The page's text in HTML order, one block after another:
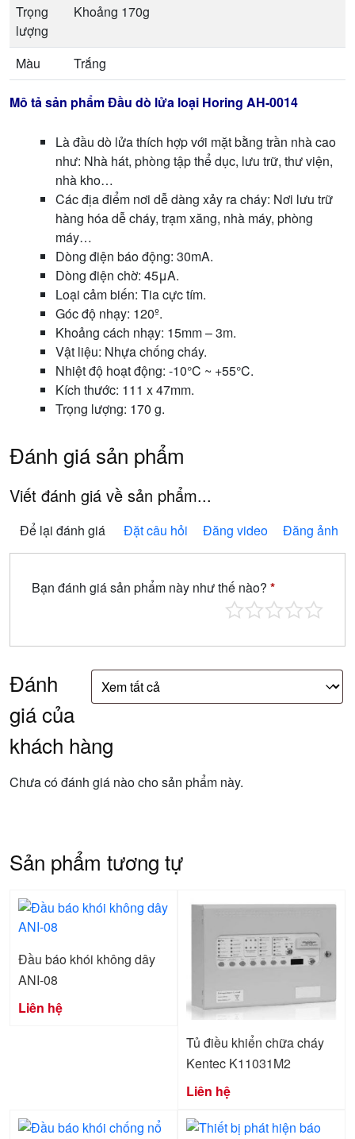
Mô tả sản phẩm Đầu dò lửa loại Horing AH-0014
Là đầu dò lửa thích hợp với mặt bằng trần nhà cao
như: Nhà hát, phòng tập thể dục, lưu trữ, thư viện,
nhà kho…
Các địa điểm nơi dễ dàng xảy ra cháy: Nơi lưu trữ
hàng hóa dễ cháy, trạm xăng, nhà máy, phòng
máy…
Dòng điện báo động: 30mA.
Dòng điện chờ: 45μA.
Loại cảm biến: Tia cực tím.
Góc độ nhạy: 120º.
Khoảng cách nhạy: 15mm – 3m.
Vật liệu: Nhựa chống cháy.
Nhiệt độ hoạt động: -10°C ~ +55°C.
Kích thước: 111 x 47mm.
Trọng lượng: 170 g.
Đánh giá sản phẩm
Viết đánh giá về sản phẩm...
Để lại đánh giá Đặt câu hỏi Đăng video Đăng ảnh
Bạn đánh giá sản phẩm này như thế nào? *
Đánh
giá của
khách hàng
Chưa có đánh giá nào cho sản phẩm này.
Sản phẩm tương tự
Đầu báo khói không dây
ANI-08
Liên hệ
Tủ điều khiển chữa cháy
Kentec K11031M2
Liên hệ
Trọng
lượng
Khoảng 170g
Màu Trắng